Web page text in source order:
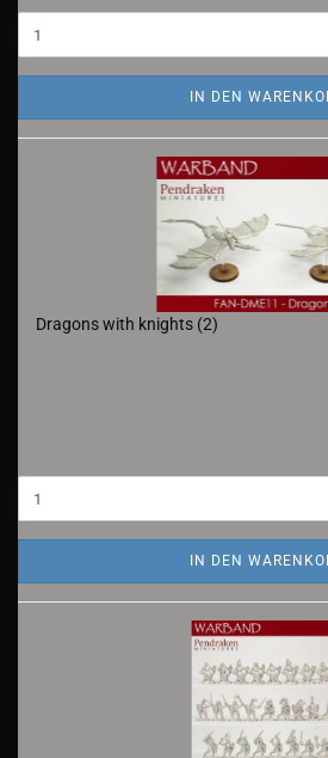
IN DEN
Dragons with knights (2)
IN DEN